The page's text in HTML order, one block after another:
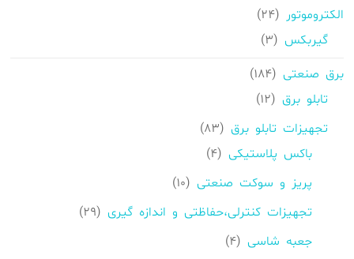
الکتروموتور
24
24
گیربکس 3
3
برق صنعتی
184
184
تابلو برق 12
12
تجهیزات تابلو برق
83
83
باکس پلاستیکی 4
4
پریز و سوکت صنعتی
10
10
تجهیزات کنترلی،حفاظتی و اندازه گیری
29
29
جعبه شاسی
4
4